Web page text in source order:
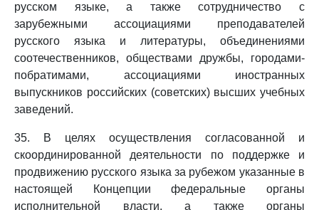
русском языке, а также сотрудничество с
зарубежными ассоциациями преподавателей
русского языка и литературы, объединениями
соотечественников, обществами дружбы, городами-
побратимами, ассоциациями иностранных
выпускников российских (советских) высших учебных
заведений.
35. В целях осуществления согласованной и
скоординированной деятельности по поддержке и
продвижению русского языка за рубежом указанные в
настоящей Концепции федеральные органы
исполнительной власти, а также органы